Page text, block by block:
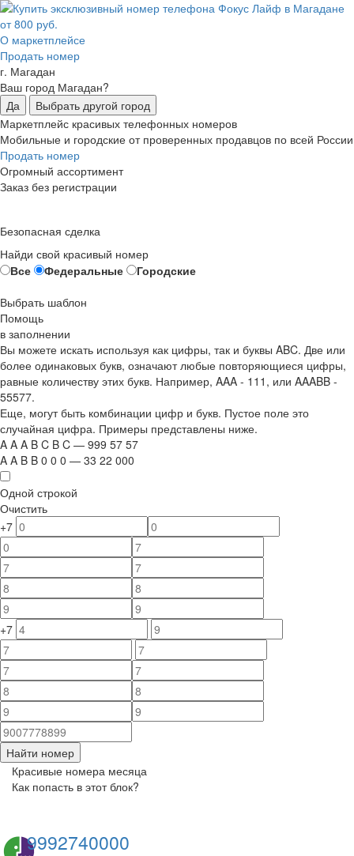
О маркетплейсе
Продать номер
г. Магадан
Ваш город Магадан?
Да
Выбрать другой город
Маркетплейс красивых телефонных номеров
Мобильные и городские от проверенных продавцов по всей России
Продать номер
Огромный ассортимент
Заказ без регистрации
Безопасная сделка
Найди свой красивый номер
Все
Федеральные
Городские
Выбрать шаблон
Помощь
в заполнении
Вы можете искать используя как цифры, так и буквы ABC. Две или
более одинаковых букв, означают любые повторяющиеся цифры,
равные количеству этих букв. Например, AAA - 111 , или AAABB -
55577.
Еще, могут быть комбинации цифр и букв. Пустое поле это
случайная цифра. Примеры представлены ниже.
A A A B C B C — 999 57 57
A A B B 0 0 0 — 33 22 000
Одной строкой
Очистить
+7
+7
Найти номер
Красивые номера месяца
Как попасть в этот блок?
9992740000